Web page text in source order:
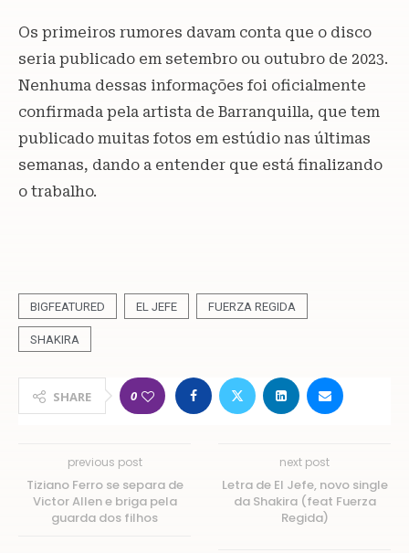
Os primeiros rumores davam conta que o disco
seria publicado em setembro ou outubro de 2023.
Nenhuma dessas informações foi oficialmente
confirmada pela artista de Barranquilla, que tem
publicado muitas fotos em estúdio nas últimas
semanas, dando a entender que está finalizando
o trabalho.
BIGFEATURED EL JEFE FUERZA REGIDA
SHAKIRA
SHARE 0
previous post
Tiziano Ferro se separa de
Victor Allen e briga pela
guarda dos filhos
next post
Letra de El Jefe, novo single
da Shakira (feat Fuerza
Regida)